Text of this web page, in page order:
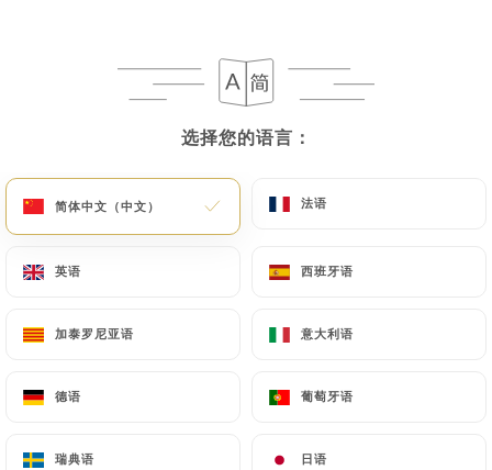
选择您的语言：
简体中文（中文） 法语
英语 西班牙语
加泰罗尼亚语 意大利语
德语 葡萄牙语
瑞典语 日语
选择您的语言：
简体中文（中文） 法语
英语 西班牙语
加泰罗尼亚语 意大利语
德语 葡萄牙语
瑞典语 日语